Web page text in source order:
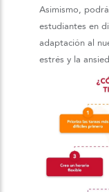
Asimismo,
estudiantes en
adaptación al
estrés y la